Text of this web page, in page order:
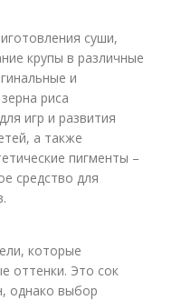
суши,
крупы в различные
и
риса
игр и развития
а также
пигменты –
средство для
которые
оттенки. Это сок
однако выбор